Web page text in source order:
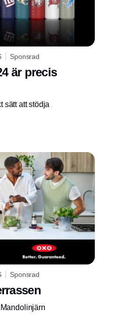
Sponsrad
är precis
sätt att stödja
Sponsrad